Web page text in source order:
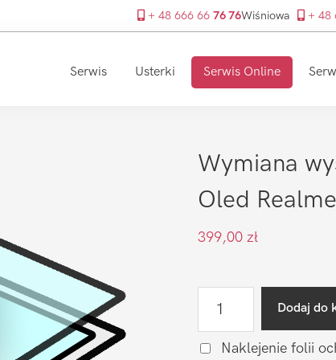
+ 48 666 66 76 76Wiśniowa + 48
Serwis Usterki Serwis Online
Wymiana
Oled
399,00 zł
wyświetlacza
Dodaj do
Naklejenie folii